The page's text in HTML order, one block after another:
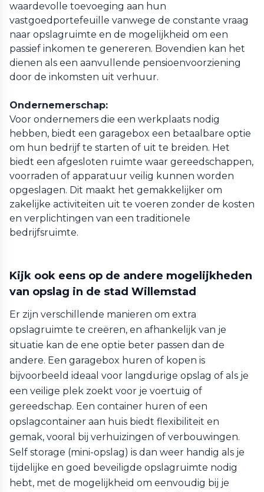
waardevolle toevoeging aan hun
vastgoedportefeuille vanwege de constante vraag
naar opslagruimte en de mogelijkheid om een
passief inkomen te genereren. Bovendien kan het
dienen als een aanvullende pensioenvoorziening
door de inkomsten uit verhuur.
Ondernemerschap:
Voor ondernemers die een werkplaats nodig
hebben, biedt een garagebox een betaalbare optie
om hun bedrijf te starten of uit te breiden. Het
biedt een afgesloten ruimte waar gereedschappen,
voorraden of apparatuur veilig kunnen worden
opgeslagen. Dit maakt het gemakkelijker om
zakelijke activiteiten uit te voeren zonder de kosten
en verplichtingen van een traditionele
bedrijfsruimte.
Kijk ook eens op de andere mogelijkheden
van opslag in de stad Willemstad
Er zijn verschillende manieren om extra
opslagruimte te creëren, en afhankelijk van je
situatie kan de ene optie beter passen dan de
andere. Een garagebox huren of kopen is
bijvoorbeeld ideaal voor langdurige opslag of als je
een veilige plek zoekt voor je voertuig of
gereedschap. Een container huren of een
opslagcontainer aan huis biedt flexibiliteit en
gemak, vooral bij verhuizingen of verbouwingen.
Self storage (mini-opslag) is dan weer handig als je
tijdelijke en goed beveiligde opslagruimte nodig
hebt, met de mogelijkheid om eenvoudig bij je